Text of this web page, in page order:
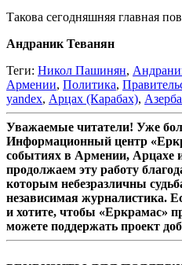
Такова сегодняшняя главная
Андраник Теванян
Теги: Никол Пашинян,
Армении, Политика,
yandex, Арцах (Карабах),
Уважаемые читатели! Уже
Информационный центр
событиях в Армении, Арцахе
продолжаем эту работу
которым небезразличны
независимая журналистика.
и хотите, чтобы «Еркрамас»
можете поддержать проект